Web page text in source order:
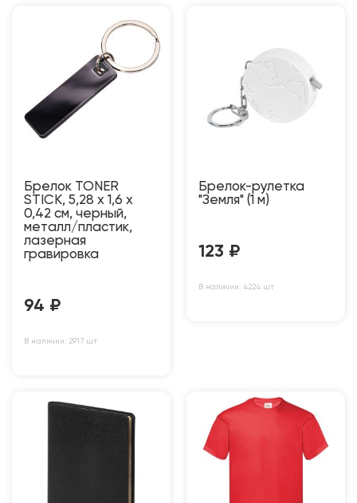
Брелок TONER
STICK, 5,28 x 1,6 x
0,42 см, черный,
металл/пластик,
лазерная
гравировка
94 ₽
В наличии: 2917 шт
Брелок-рулетка
"Земля" (1 м)
123 ₽
В наличии: 4224 шт